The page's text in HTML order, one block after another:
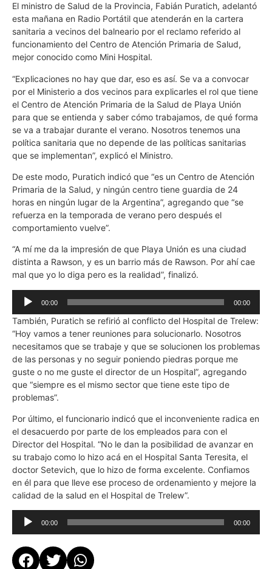
El ministro de Salud de la Provincia, Fabián Puratich, adelantó
esta mañana en Radio Portátil que atenderán en la cartera
sanitaria a vecinos del balneario por el reclamo referido al
funcionamiento del Centro de Atención Primaria de Salud,
mejor conocido como Mini Hospital.
“Explicaciones no hay que dar, eso es así. Se va a convocar
por el Ministerio a dos vecinos para explicarles el rol que tiene
el Centro de Atención Primaria de la Salud de Playa Unión
para que se entienda y saber cómo trabajamos, de qué forma
se va a trabajar durante el verano. Nosotros tenemos una
política sanitaria que no depende de las políticas sanitarias
que se implementan”, explicó el Ministro.
De este modo, Puratich indicó que “es un Centro de Atención
Primaria de la Salud, y ningún centro tiene guardia de 24
horas en ningún lugar de la Argentina”, agregando que “se
refuerza en la temporada de verano pero después el
comportamiento vuelve”.
“A mí me da la impresión de que Playa Unión es una ciudad
distinta a Rawson, y es un barrio más de Rawson. Por ahí cae
mal que yo lo diga pero es la realidad”, finalizó.
Reproductor
audio
00:00 00:00
También, Puratich se refirió al conflicto del Hospital de Trelew:
“Hoy vamos a tener reuniones para solucionarlo. Nosotros
necesitamos que se trabaje y que se solucionen los problemas
de las personas y no seguir poniendo piedras porque me
guste o no me guste el director de un Hospital”, agregando
que “siempre es el mismo sector que tiene este tipo de
problemas”.
Por último, el funcionario indicó que el inconveniente radica en
el desacuerdo por parte de los empleados para con el
Director del Hospital. “No le dan la posibilidad de avanzar en
su trabajo como lo hizo acá en el Hospital Santa Teresita, el
doctor Setevich, que lo hizo de forma excelente. Confiamos
en él para que lleve ese proceso de ordenamiento y mejore la
calidad de la salud en el Hospital de Trelew”.
Reproductor
00:00 00:00